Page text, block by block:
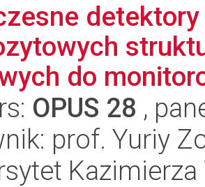
do
OPUS 28 ,
prof. Yuriy